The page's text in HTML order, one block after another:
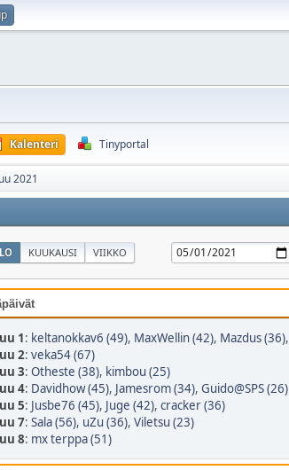
Kalenteri Tinyportal
2021
KUUKAUSI VIIKKO
1: keltanokkav6 (49), MaxWellin (42), Mazdus (36),
2: veka54 (67)
3: Otheste (38), kimbou (25)
4: Davidhow (45), Jamesrom (34), Guido@SPS (26)
5: Jusbe76 (45), Juge (42), cracker (36)
7: Sala (56), uZu (36), Viletsu (23)
8: mx terppa (51)